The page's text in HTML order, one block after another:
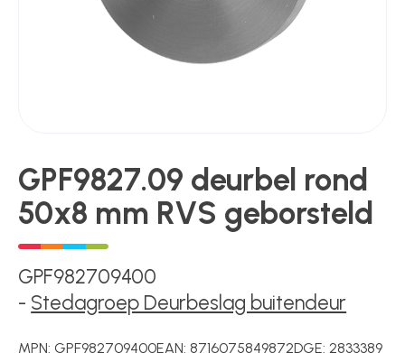
Poortonderdelen
Toegangscontrole
Toegangsverlening
Voedingen
GPF9827.09 deurbel rond
50x8 mm RVS geborsteld
GPF982709400
- Stedagroep Deurbeslag buitendeur
MPN:GPF982709400EAN:8716075849872DGE:2833389